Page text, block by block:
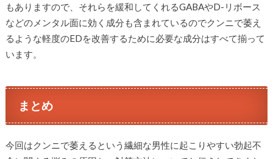
もありますので、それらを緩和してくれるGABAやD-リボース
などのメンタル面に効く成分も含まれているのでクンニで萎え
るような軽度のEDを改善するために必要な成分はすべて揃って
います。
まとめ
今回はクンニで萎えるという繊細な男性に起こりやすい勃起不